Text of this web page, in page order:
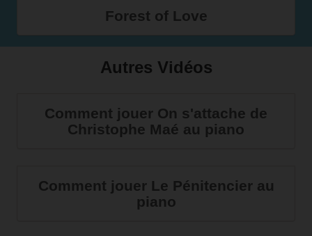
Forest of Love
Autres Vidéos
Comment jouer On s'attache de
Christophe Maé au piano
Comment jouer Le Pénitencier au
piano